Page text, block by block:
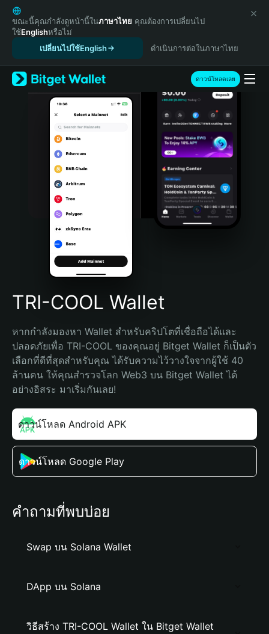
English
日本語
Tiếng Việt
Español (Latinoamérica)
Türkçe
Italiano
Português (Portugal)
Bahasa Indonesia
Português (Brasil)
Español (Argentina)
ขณะนี้คุณกำลังดูหน้านี้ในภาษาไทย คุณต้องการเปลี่ยนไป
ใช้Englishหรือไม่
เปลี่ยนไปใช้English
ดำเนินการต่อในภาษาไทย
ดาวน์โหลดเลย
TRI-COOL Wallet
หากกำลังมองหา Wallet สำหรับคริปโตที่เชื่อถือได้และ
ปลอดภัยเพื่อ TRI-COOL ของคุณอยู่ Bitget Wallet ก็เป็นตัว
เลือกที่ดีที่สุดสำหรับคุณ ได้รับความไว้วางใจจากผู้ใช้ 40
ล้านคน ให้คุณสำรวจโลก Web3 บน Bitget Wallet ได้
อย่างอิสระ มาเริ่มกันเลย!
ดาวน์โหลด Android APK
ดาวน์โหลด Google Play
คำถามที่พบบ่อย
Swap บน Solana Wallet
DApp บน Solana
วิธีสร้าง TRI-COOL Wallet ใน Bitget Wallet